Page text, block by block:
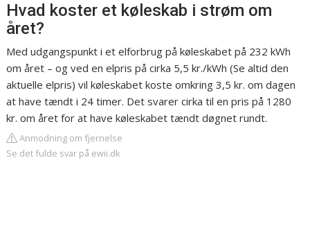
Hvad koster et køleskab i strøm om
året?
Med udgangspunkt i et elforbrug på køleskabet på 232 kWh
om året – og ved en elpris på cirka 5,5 kr./kWh (Se altid den
aktuelle elpris) vil køleskabet koste omkring 3,5 kr. om dagen
at have tændt i 24 timer. Det svarer cirka til en pris på 1280
kr. om året for at have køleskabet tændt døgnet rundt.
Anmodning om fjernelse
Se det fulde svar på ewii.dk